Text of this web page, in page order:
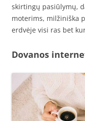
skirtingų pasiūlymų,
moterims, milžiniška
erdvėje visi ras bet
Dovanos